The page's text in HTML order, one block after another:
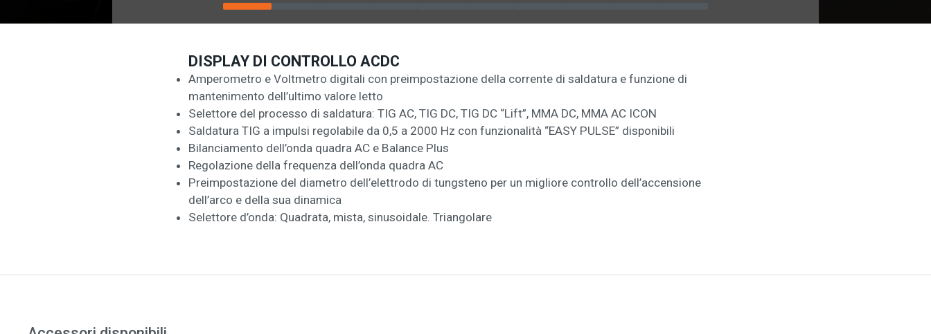
DISPLAY DI CONTROLLO ACDC
Amperometro e Voltmetro digitali con preimpostazione della corrente di saldatura e funzione di
mantenimento dell’ultimo valore letto
Selettore del processo di saldatura: TIG AC, TIG DC, TIG DC “Lift”, MMA DC, MMA AC ICON
Saldatura TIG a impulsi regolabile da 0,5 a 2000 Hz con funzionalità “EASY PULSE” disponibili
Bilanciamento dell’onda quadra AC e Balance Plus
Regolazione della frequenza dell’onda quadra AC
Preimpostazione del diametro dell’elettrodo di tungsteno per un migliore controllo dell’accensione
dell’arco e della sua dinamica
Selettore d’onda: Quadrata, mista, sinusoidale. Triangolare